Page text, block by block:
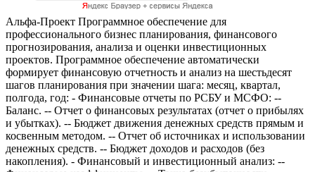
Альфа-Проект Программное обеспечение для
профессионального бизнес планирования, финансового
прогнозирования, анализа и оценки инвестиционных
проектов. Программное обеспечение автоматически
формирует финансовую отчетность и анализ на шестьдесят
шагов планирования при значении шага: месяц, квартал,
полгода, год: - Финансовые отчеты по РСБУ и МСФО: --
Баланс. -- Отчет о финансовых результатах (отчет о прибылях
и убытках). -- Бюджет движения денежных средств прямым и
косвенным методом. -- Отчет об источниках и использовании
денежных средств. -- Бюджет доходов и расходов (без
накопления). - Финансовый и инвестиционный анализ: --